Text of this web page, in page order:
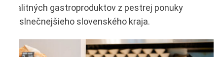
kvalitných gastroproduktov z pestrej ponuky
najslnečnejšieho slovenského kraja.